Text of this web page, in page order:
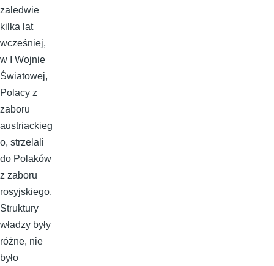
zaledwie
kilka lat
wcześniej,
w I Wojnie
Światowej,
Polacy z
zaboru
austriackieg
o, strzelali
do Polaków
z zaboru
rosyjskiego.
Struktury
władzy były
różne, nie
było